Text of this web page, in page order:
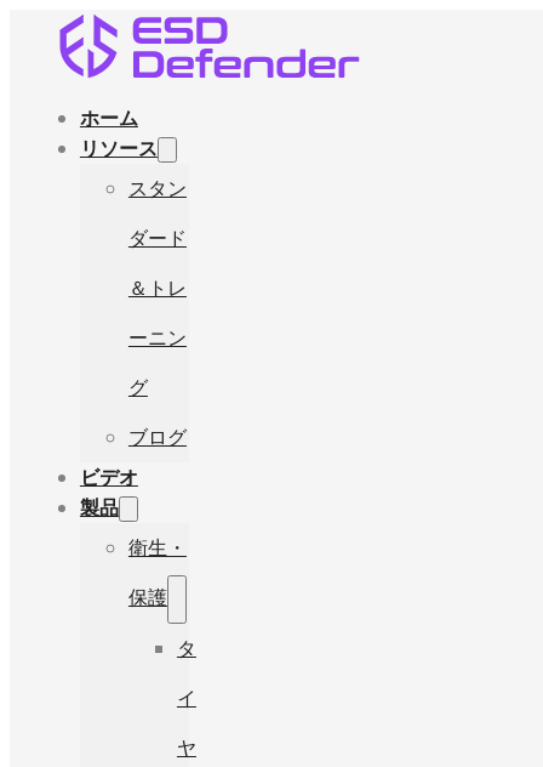
ホーム
リソース
スタン
ダード
＆トレ
ーニン
グ
ブログ
ビデオ
製品
衛生・
保護
タ
イ
ヤ